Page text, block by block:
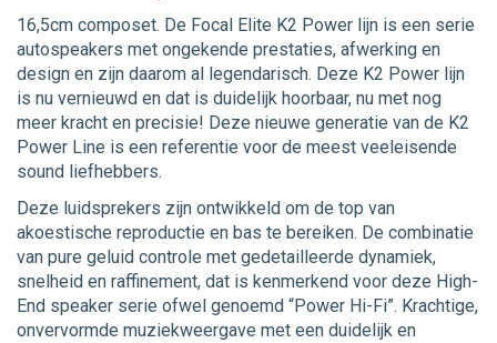
16,5cm composet. De Focal Elite K2 Power lijn is een serie
autospeakers met ongekende prestaties, afwerking en
design en zijn daarom al legendarisch. Deze K2 Power lijn
is nu vernieuwd en dat is duidelijk hoorbaar, nu met nog
meer kracht en precisie! Deze nieuwe generatie van de K2
Power Line is een referentie voor de meest veeleisende
sound liefhebbers.
Deze luidsprekers zijn ontwikkeld om de top van
akoestische reproductie en bas te bereiken. De combinatie
van pure geluid controle met gedetailleerde dynamiek,
snelheid en raffinement, dat is kenmerkend voor deze High-
End speaker serie ofwel genoemd “Power Hi-Fi”. Krachtige,
onvervormde muziekweergave met een duidelijk en